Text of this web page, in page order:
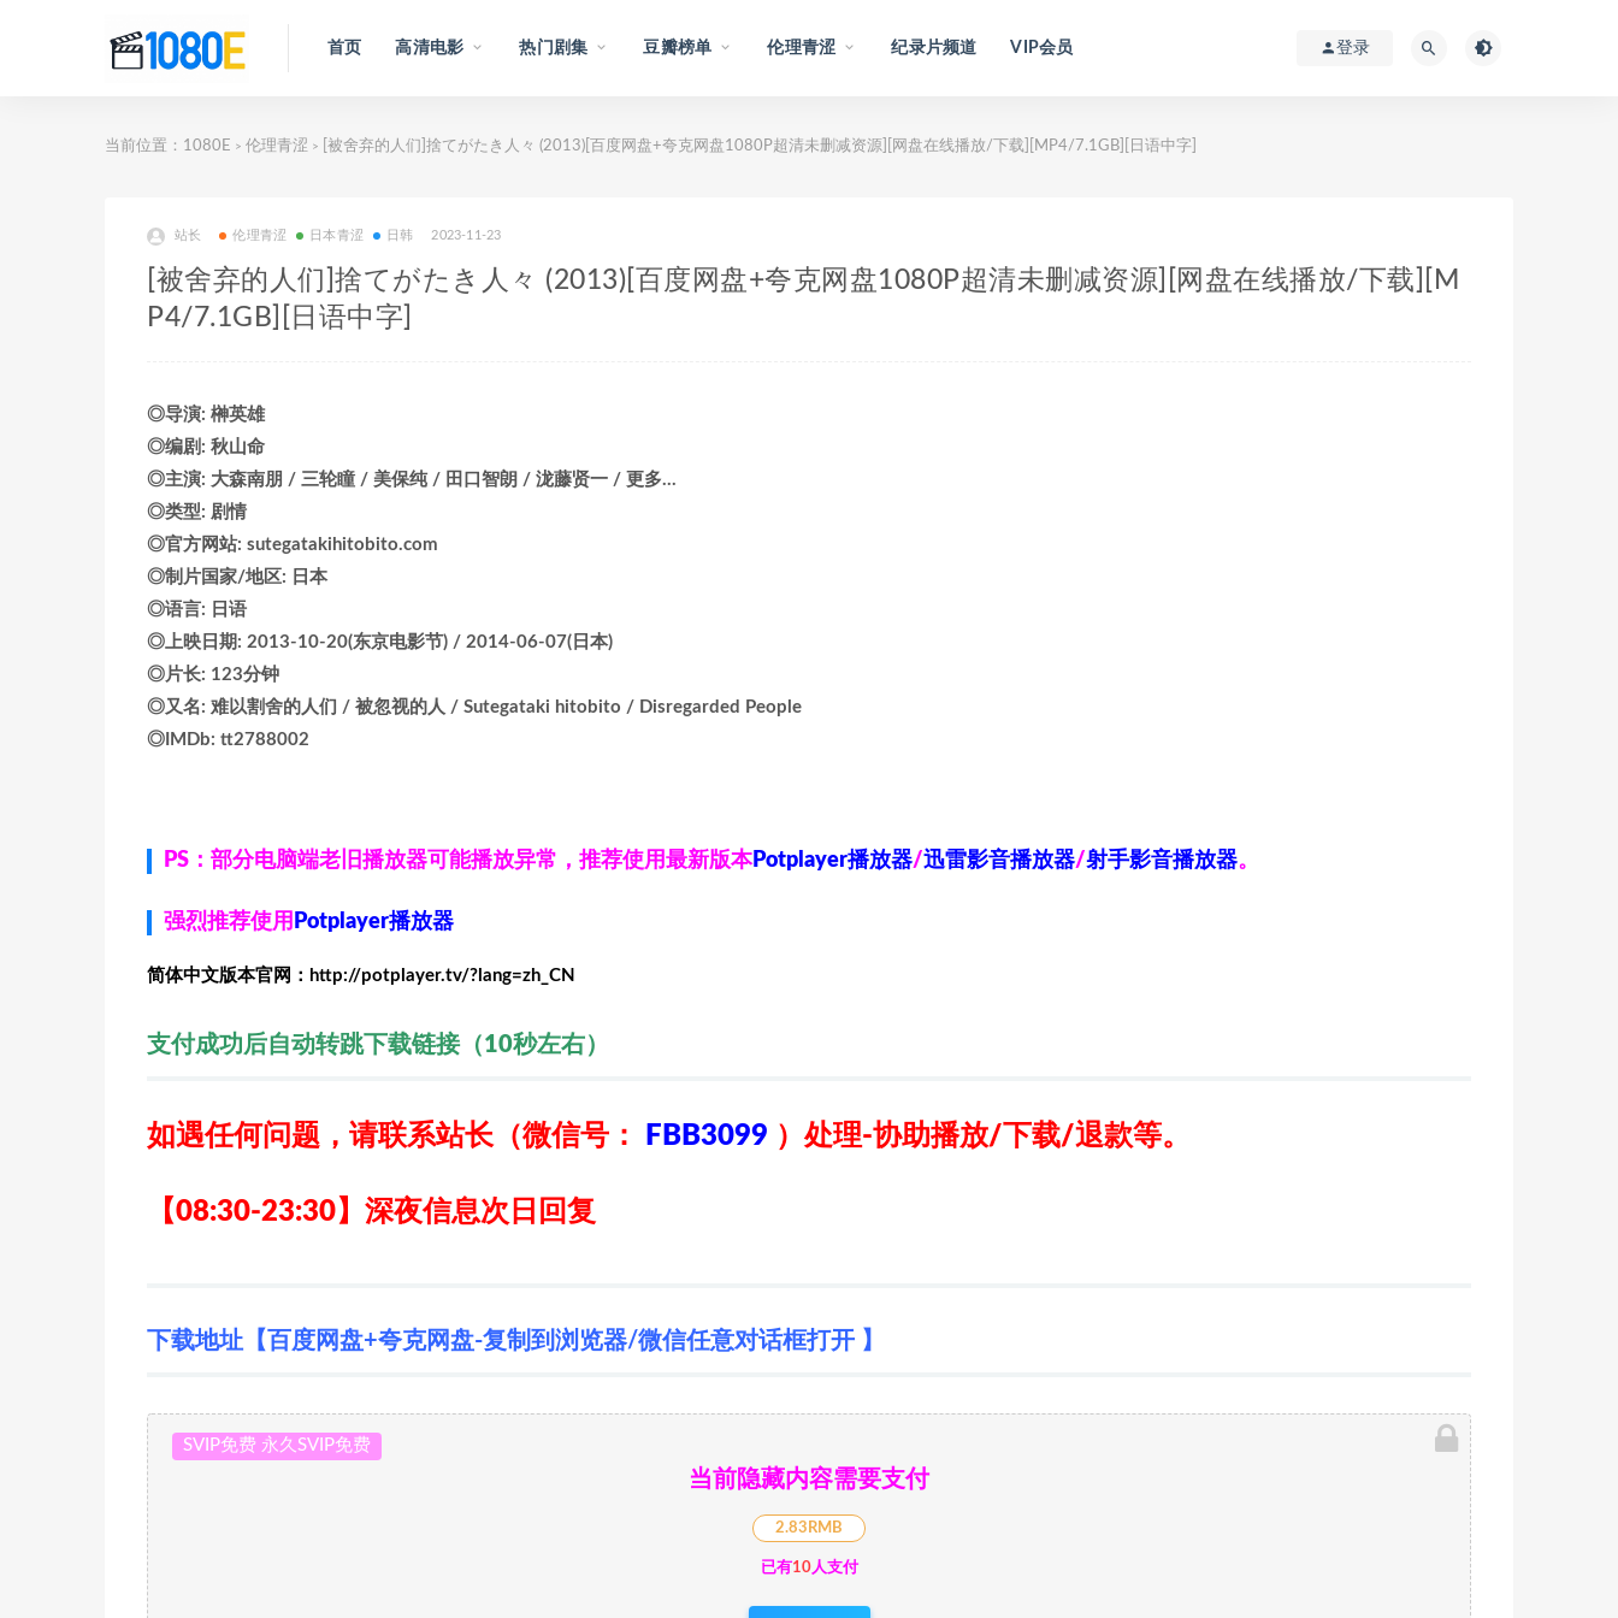
首页 高清电影 热门剧集 豆瓣榜单 伦理青涩 纪录片频道 VIP会员 登录
当前位置： 1080E > 伦理青涩 > [被舍弃的人们]捨てがたき人々 (2013)[百度网盘+夸克网盘1080P超清未删减资源][网盘在线播放/下载][MP4/7.1GB][日语中字]
站长 伦理青涩 日本青涩 日韩 2023-11-23
[被舍弃的人们]捨てがたき人々 (2013)[百度网盘+夸克网盘1080P超清未删减资源][网盘在线播放/下载][M
P4/7.1GB][日语中字]
◎导演: 榊英雄
◎编剧: 秋山命
◎主演: 大森南朋 / 三轮瞳 / 美保纯 / 田口智朗 / 泷藤贤一 / 更多…
◎类型: 剧情
◎官方网站: sutegatakihitobito.com
◎制片国家/地区: 日本
◎语言: 日语
◎上映日期: 2013-10-20(东京电影节) / 2014-06-07(日本)
◎片长: 123分钟
◎又名: 难以割舍的人们 / 被忽视的人 / Sutegataki hitobito / Disregarded People
◎IMDb: tt2788002
PS：部分电脑端老旧播放器可能播放异常，推荐使用最新版本Potplayer播放器/迅雷影音播放器/射手影音播放器。
强烈推荐使用 Potplayer播放器
简体中文版本官网：http://potplayer.tv/?lang=zh_CN
支付成功后自动转跳下载链接（10秒左右）
如遇任何问题，请联系站长（微信号： FBB3099 ） 处理-协助播放/下载/退款等。
【08:30-23:30】深夜信息次日回复
下载地址【百度网盘+夸克网盘-复制到浏览器/微信任意对话框打开 】
SVIP免费 永久SVIP免费
当前隐藏内容需要支付
2.83RMB
已有10人支付